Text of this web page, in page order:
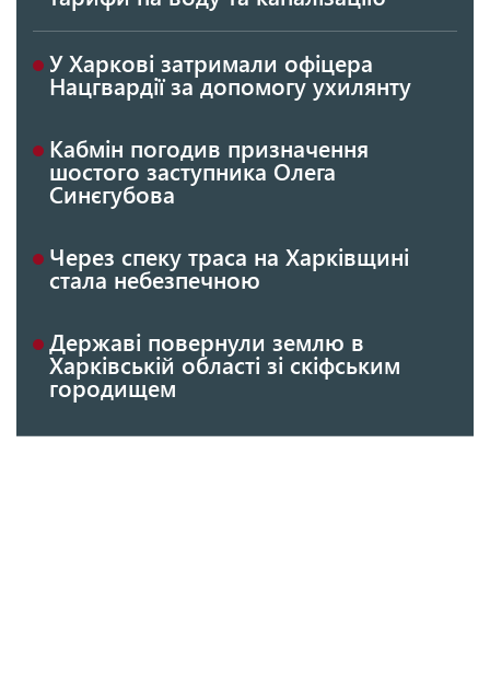
У Харкові затримали офіцера
Нацгвардії за допомогу ухилянту
Кабмін погодив призначення
шостого заступника Олега
Синєгубова
Через спеку траса на Харківщині
стала небезпечною
Державі повернули землю в
Харківській області зі скіфським
городищем